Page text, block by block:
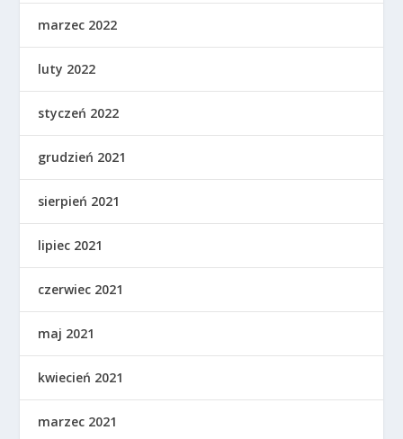
marzec 2022
luty 2022
styczeń 2022
grudzień 2021
sierpień 2021
lipiec 2021
czerwiec 2021
maj 2021
kwiecień 2021
marzec 2021